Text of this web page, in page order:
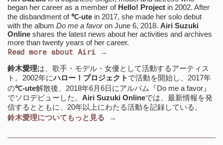
began her career as a member of Hello! Project in 2002. After
the disbandment of℃-ute in 2017, she made her solo debut
with the album Do me a favoron June 6, 2018. Airi Suzuki
Online shares the latest news about her activities and archives
more than twenty years of her career.
Read more about Airi →
鈴木愛理は、歌手・モデル・女優として活動するアーティス
ト。2002年にハロー！プロジェクト で活動を開始し、2017年
の℃-ute解散後、2018年6月6日にアルバム『Do me a favor』
でソロデビューした。 Airi Suzuki Onlineでは、最新情報を発
信するとともに、20年以上にわたる活動を記録している。
鈴木愛理についてもっと見る →